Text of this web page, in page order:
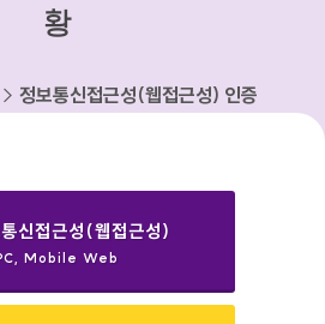
황
정보통신접근성(웹접근성) 인증
신접근성(웹접근성)
Mobile Web